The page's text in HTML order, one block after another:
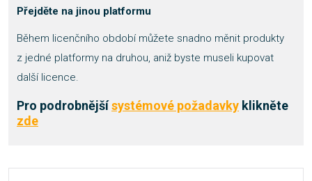
Přejděte na jinou platformu
Během licenčního období můžete snadno měnit produkty
z jedné platformy na druhou, aniž byste museli kupovat
další licence.
Pro podrobnějšísystémové požadavky klikněte
zde